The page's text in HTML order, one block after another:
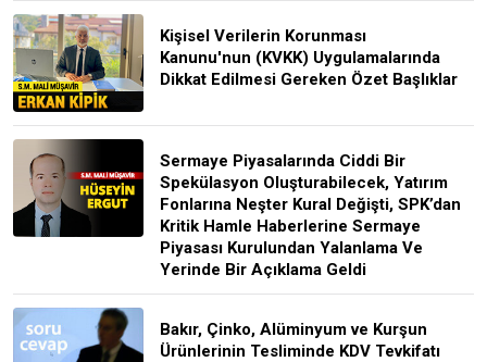
Kişisel Verilerin Korunması
Kanunu'nun (KVKK) Uygulamalarında
Dikkat Edilmesi Gereken Özet Başlıklar
Sermaye Piyasalarında Ciddi Bir
Spekülasyon Oluşturabilecek, Yatırım
Fonlarına Neşter Kural Değişti, SPK’dan
Kritik Hamle Haberlerine Sermaye
Piyasası Kurulundan Yalanlama Ve
Yerinde Bir Açıklama Geldi
Bakır, Çinko, Alüminyum ve Kurşun
Ürünlerinin Tesliminde KDV Tevkifatı